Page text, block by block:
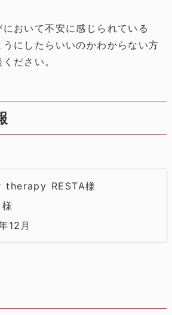
おいて不安に感じられている
にしたらいいのかわからない方
ださい。
therapy RESTA様
12月